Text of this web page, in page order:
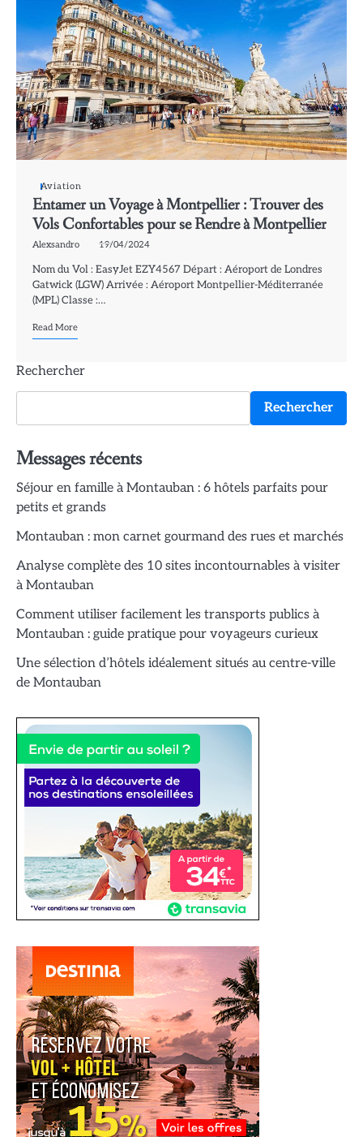
Aviation
Entamer un Voyage à Montpellier : Trouver des
Vols Confortables pour se Rendre à Montpellier
Alexsandro 19/04/2024
Nom du Vol : EasyJet EZY4567 Départ : Aéroport de Londres
Gatwick (LGW) Arrivée : Aéroport Montpellier-Méditerranée
(MPL) Classe :…
Read More
Rechercher
Rechercher
Messages récents
Séjour en famille à Montauban : 6 hôtels parfaits pour
petits et grands
Montauban : mon carnet gourmand des rues et marchés
Analyse complète des 10 sites incontournables à visiter
à Montauban
Comment utiliser facilement les transports publics à
Montauban : guide pratique pour voyageurs curieux
Une sélection d’hôtels idéalement situés au centre-ville
de Montauban